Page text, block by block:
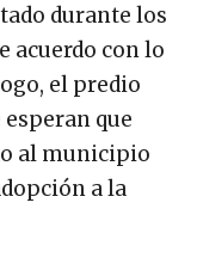
durante los
acuerdo con lo
el predio
que
al municipio
a la